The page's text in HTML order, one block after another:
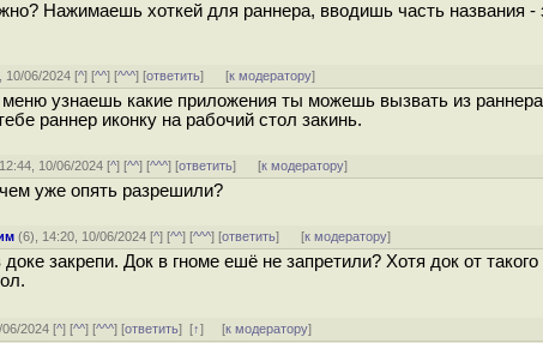
Нажимаешь хоткей для раннера, вводишь часть названия -
10/06/2024 [^] [^^] [^^^] [ответить] [к модератору]
узнаешь какие приложения ты можешь вызвать из
раннер иконку на рабочий стол закинь.
10/06/2024 [^] [^^] [^^^] [ответить] [к модератору]
уже опять разрешили?
(6), 14:20, 10/06/2024 [^] [^^] [^^^] [ответить] [к модератору]
закрепи. Док в гноме ешё не запретили? Хотя док от
2024 [^] [^^] [^^^] [ответить][↑] [к модератору]